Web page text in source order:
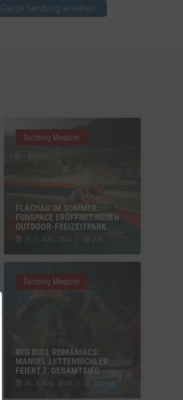
Ganze Sendung ansehen
FLACHAU IM SOMMER:
FUNSPACE ERÖFFNET NEUEN
OUTDOOR-FREIZEITPARK
Fr., 7. Aug.. 2026 // 239
Salzburg Magazin
RED BULL ROMANIACS:
MANUEL LETTENBICHLER
FEIERT 7. GESAMTSIEG
Di., 4. Aug.. 2026 // 252
Salzburg Magazin